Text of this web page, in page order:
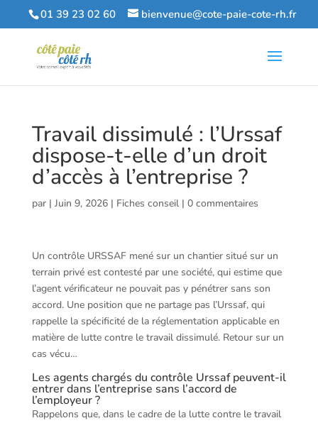
01 39 23 02 60 bienvenue@cote-paie-cote-rh.fr
Travail dissimulé : l’Urssaf
dispose-t-elle d’un droit
d’accès à l’entreprise ?
par | Juin 9, 2026| Fiches conseil| 0 commentaires
Un contrôle URSSAF mené sur un chantier situé sur un
terrain privé est contesté par une société, qui estime que
l’agent vérificateur ne pouvait pas y pénétrer sans son
accord. Une position que ne partage pas l’Urssaf, qui
rappelle la spécificité de la réglementation applicable en
matière de lutte contre le travail dissimulé. Retour sur un
cas vécu…
Les agents chargés du contrôle Urssaf peuvent-il
entrer dans l’entreprise sans l’accord de
l’employeur ?
Rappelons que, dans le cadre de la lutte contre le travail